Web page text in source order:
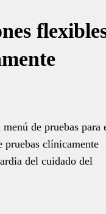
de pruebas para
pruebas clínicamente
del cuidado del